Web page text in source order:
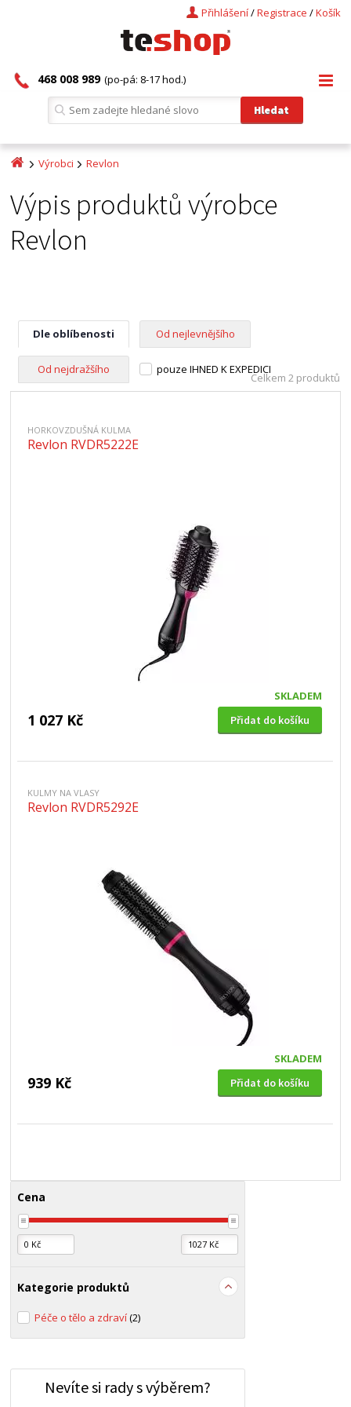
Košík
/
Registrace
/
Přihlášení
468 008 989 (po-pá: 8-17 hod.)
Výrobci Revlon
Výpis produktů výrobce
Revlon
Dle oblíbenosti Od nejlevnějšího
Od nejdražšího pouze IHNED K EXPEDICI
Celkem 2 produktů
HORKOVZDUŠNÁ KULMA
Revlon RVDR5222E
SKLADEM
1 027 Kč Přidat do košíku
KULMY NA VLASY
Revlon RVDR5292E
SKLADEM
939 Kč Přidat do košíku
Cena
Kategorie produktů
Péče o tělo a zdraví(2)
Nevíte si rady s výběrem?